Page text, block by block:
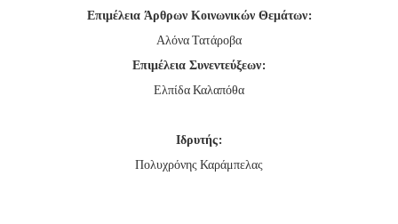
Επιμέλεια Άρθρων Κοινωνικών Θεμάτων:
Αλόνα Τατάροβα
Επιμέλεια Συνεντεύξεων:
Ελπίδα Καλαπόθα
Ιδρυτής:
Πολυχρόνης Καράμπελας